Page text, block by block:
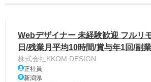
Webデザイナー 未経験歓迎 フルリ
日/残業月平均10時間/賞与年1回/副
株式会社KKOM DESIGN
正社員
新潟県